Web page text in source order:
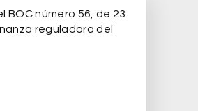
BOC número 56, de 23
reguladora del